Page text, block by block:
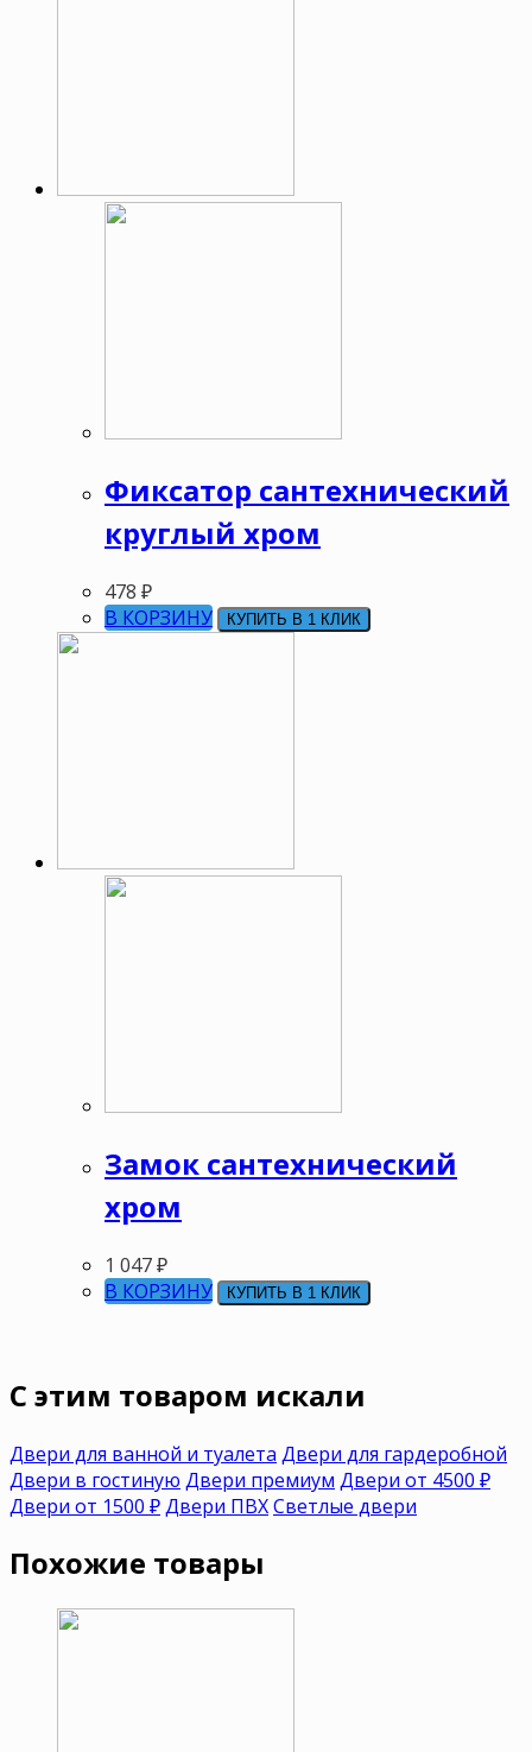
Фиксатор сантехнический
круглый хром
478 ₽
В КОРЗИНУ
КУПИТЬ В 1 КЛИК
Замок сантехнический
хром
1 047₽
В КОРЗИНУ
КУПИТЬ В 1 КЛИК
C этим товаром искали
Двери для ванной и туалета Двери для гардеробной
Двери в гостиную Двери премиум Двери от 4500 ₽
Двери от 1500 ₽Двери ПВХСветлые двери
Похожие товары